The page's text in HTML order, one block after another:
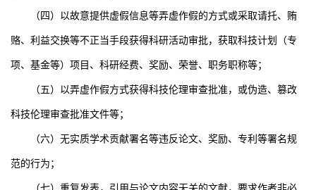
（四）以故意提供虚假信息等弄虚作假的方式或采取请托、贿
赂、利益交换等不正当手段获得科研活动审批，获取科技计划（专
项、基金等）项目、科研经费、奖励、荣誉、职务职称等；
（五）以弄虚作假方式获得科技伦理审查批准，或伪造、篡改
科技伦理审查批准文件等；
（六）无实质学术贡献署名等违反论文、奖励、专利等署名规
范的行为；